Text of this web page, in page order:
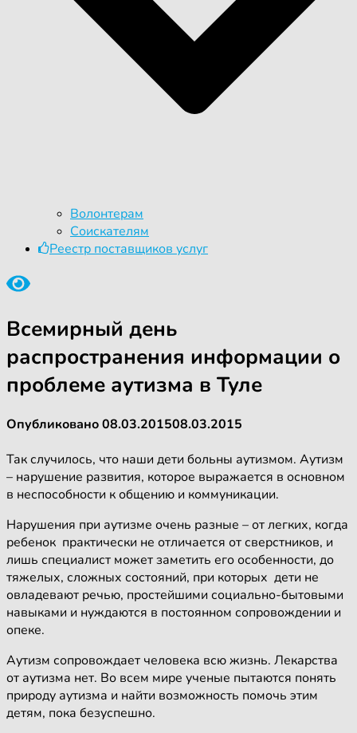
Волонтерам
Соискателям
Реестр поставщиков услуг
Всемирный день
распространения информации о
проблеме аутизма в Туле
Опубликовано08.03.201508.03.2015
Так случилось, что наши дети больны аутизмом. Аутизм
– нарушение развития, которое выражается в основном
в неспособности к общению и коммуникации.
Нарушения при аутизме очень разные – от легких, когда
ребенок практически не отличается от сверстников, и
лишь специалист может заметить его особенности, до
тяжелых, сложных состояний, при которых дети не
овладевают речью, простейшими социально-бытовыми
навыками и нуждаются в постоянном сопровождении и
опеке.
Аутизм сопровождает человека всю жизнь. Лекарства
от аутизма нет. Во всем мире ученые пытаются понять
природу аутизма и найти возможность помочь этим
детям, пока безуспешно.